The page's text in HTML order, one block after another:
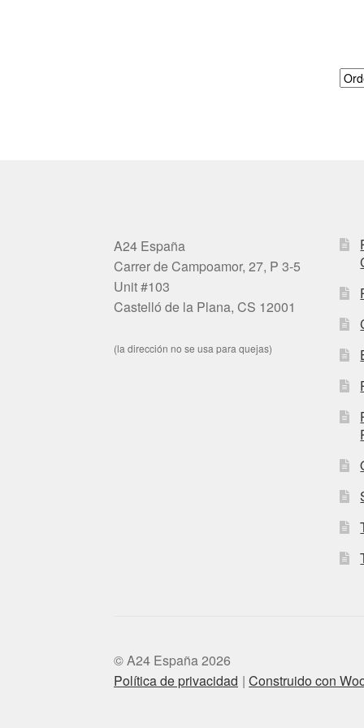
A24 España
Carrer de Campoamor, 27, P 3-5
Unit #103
Castelló de la Plana, CS 12001
(la dirección no se usa para quejas)
© A24 España 2026
Política de privacidad
Construido con